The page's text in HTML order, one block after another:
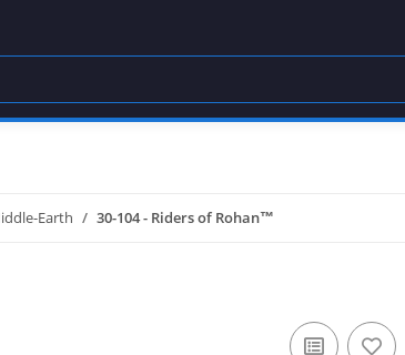
Earth 30-104 - Riders of Rohan™